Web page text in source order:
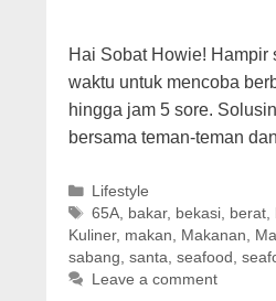
Hai Sobat Howie! Hampir
waktu untuk mencoba
hingga jam 5 sore.
bersama teman-teman
Categories
Lifestyle
Tags
65A, bakar, bekasi, berat,
Kuliner, makan, Makanan,
sabang, santa, seafood ,
Leave a comment